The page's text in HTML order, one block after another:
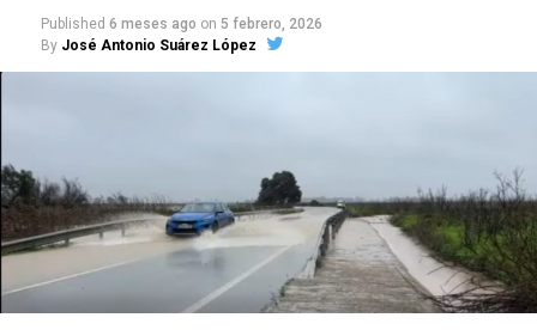
Published 6 meses ago on 5 febrero, 2026
By José Antonio Suárez López